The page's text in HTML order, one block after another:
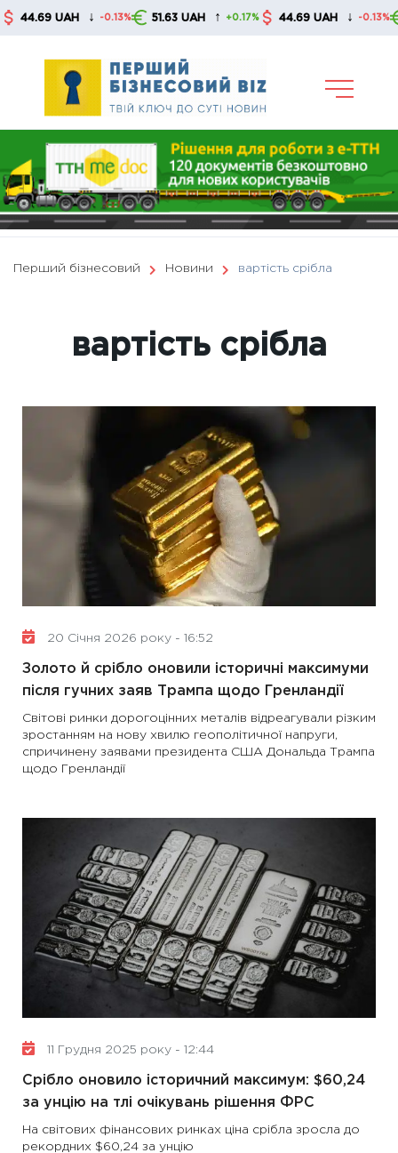
Skip
UAH ↓ -0.13% 51.63 UAH ↑ +0.17% 44.69 UAH ↓ -0.13%
Перший бізнесовий Новини вартість срібла
вартість срібла
20 Січня 2026 року - 16:52
Золото й срібло оновили історичні максимуми
після гучних заяв Трампа щодо Гренландії
Світові ринки дорогоцінних металів відреагували різким
зростанням на нову хвилю геополітичної напруги,
спричинену заявами президента США Дональда Трампа
щодо Гренландії
11 Грудня 2025 року - 12:44
Срібло оновило історичний максимум: $60,24
за унцію на тлі очікувань рішення ФРС
На світових фінансових ринках ціна срібла зросла до
рекордних $60,24 за унцію